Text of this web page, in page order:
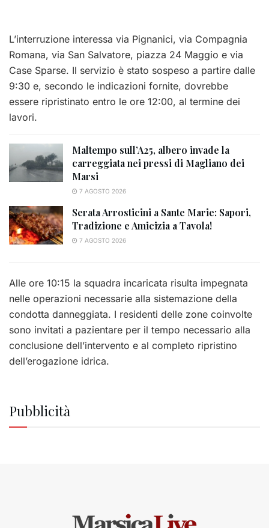
L’interruzione interessa via Pignanici, via Compagnia
Romana, via San Salvatore, piazza 24 Maggio e via
Case Sparse. Il servizio è stato sospeso a partire dalle
9:30 e, secondo le indicazioni fornite, dovrebbe
essere ripristinato entro le ore 12:00, al termine dei
lavori.
Maltempo sull’A25, albero invade la
carreggiata nei pressi di Magliano dei
Marsi
7 AGOSTO 2026
Serata Arrosticini a Sante Marie: Sapori,
Tradizione e Amicizia a Tavola!
7 AGOSTO 2026
Alle ore 10:15 la squadra incaricata risulta impegnata
nelle operazioni necessarie alla sistemazione della
condotta danneggiata. I residenti delle zone coinvolte
sono invitati a pazientare per il tempo necessario alla
conclusione dell’intervento e al completo ripristino
dell’erogazione idrica.
Pubblicità